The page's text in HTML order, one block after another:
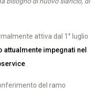
attiva dal 1° luglio
attualmente impegnati nel
del ramo